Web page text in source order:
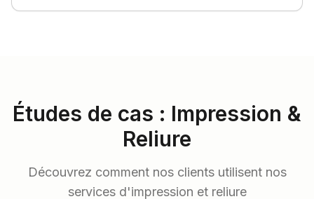
Études de cas : Impression &
Reliure
Découvrez comment nos clients utilisent nos
services d'impression et reliure